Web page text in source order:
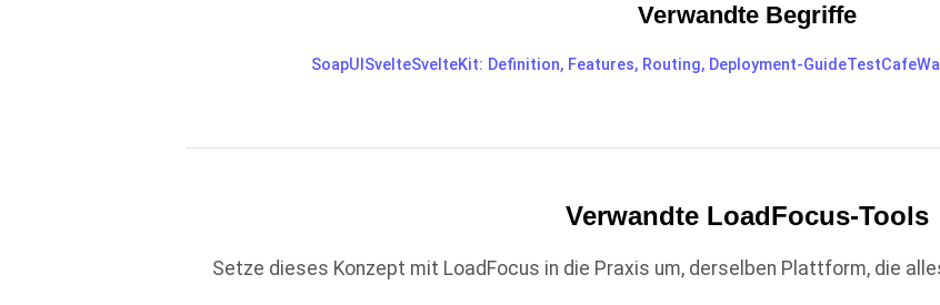
Verwandte Begriffe
SoapUI SvelteSvelteKit: Definition, Features, Routing, Deployment-GuideTestCafe
Verwandte LoadFocus-Tools
Setze dieses Konzept mit LoadFocus in die Praxis um, derselben Plattform, die